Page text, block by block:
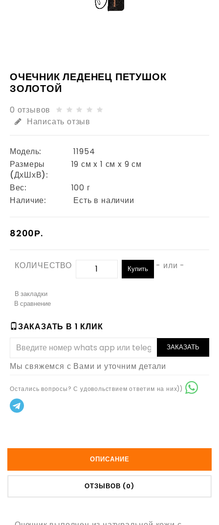
ОЧЕЧНИК ЛЕДЕНЕЦ ПЕТУШОК
ЗОЛОТОЙ
0 отзывов
Написать отзыв
Модель:
11954
Размеры
(ДхШхВ):
19 см x 1 см x 9 см
Вес:
100 г
Наличие:
Есть в наличии
8200Р.
КОЛИЧЕСТВО Купить - или -
В закладки
В сравнение
ЗАКАЗАТЬ В 1 КЛИК
ЗАКАЗАТЬ
Мы свяжемся с Вами и уточним детали
Остались вопросы? С удовольствием ответим на них))
ОПИСАНИЕ
ОТЗЫВОВ (0)